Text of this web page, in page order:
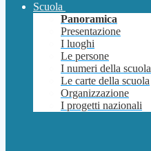
Scuola
Panoramica
Presentazione
I luoghi
Le persone
I numeri della scuola
Le carte della scuola
Organizzazione
I progetti nazionali